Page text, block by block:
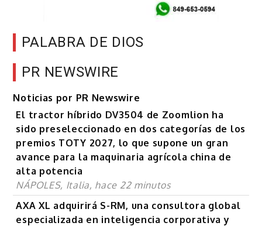
PALABRA DE DIOS
PR NEWSWIRE
Noticias por PR Newswire
El tractor híbrido DV3504 de Zoomlion ha
sido preseleccionado en dos categorías de los
premios TOTY 2027, lo que supone un gran
avance para la maquinaria agrícola china de
alta potencia
NÁPOLES, Italia, hace 22 minutos
AXA XL adquirirá S-RM, una consultora global
especializada en inteligencia corporativa y